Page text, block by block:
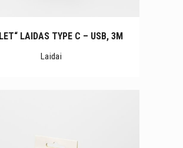
LAIDAS TYPE C – USB, 3M
Laidai